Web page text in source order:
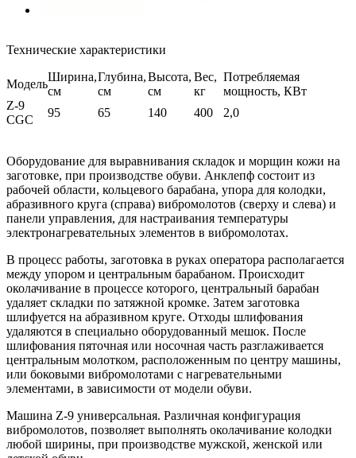
Технические характеристики
Модель
Ширина,
см
Глубина,
см
Высота,
см
Вес,
кг
Потребляемая
мощность, КВт
Z-9
CGC
95 65 140 400 2,0
Оборудование для выравнивания складок и морщин кожи на
заготовке, при производстве обуви. Анклепф состоит из
рабочей области, кольцевого барабана, упора для колодки,
абразивного круга (справа) вибромолотов (сверху и слева) и
панели управления, для настраивания температуры
электронагревательных элементов в вибромолотах.
В процесс работы, заготовка в руках оператора располагается
между упором и центральным барабаном. Происходит
околачивание в процессе которого, центральный барабан
удаляет складки по затяжной кромке. Затем заготовка
шлифуется на абразивном круге. Отходы шлифования
удаляются в специально оборудованный мешок. После
шлифования пяточная или носочная часть разглаживается
центральным молотком, расположенным по центру машины,
или боковыми вибромолотами с нагревательными
элементами, в зависимости от модели обуви.
Машина Z-9 универсальная. Различная конфигурация
вибромолотов, позволяет выполнять околачивание колодки
любой ширины, при производстве мужской, женской или